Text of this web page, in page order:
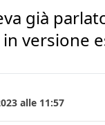
già
versione
alle 11:57